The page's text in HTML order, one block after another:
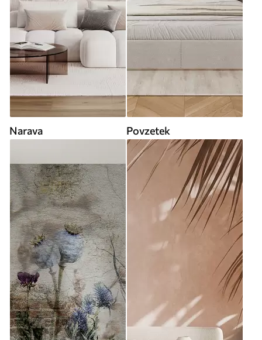
Narava Povzetek